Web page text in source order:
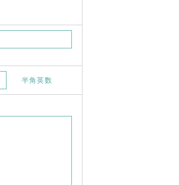
半角英数